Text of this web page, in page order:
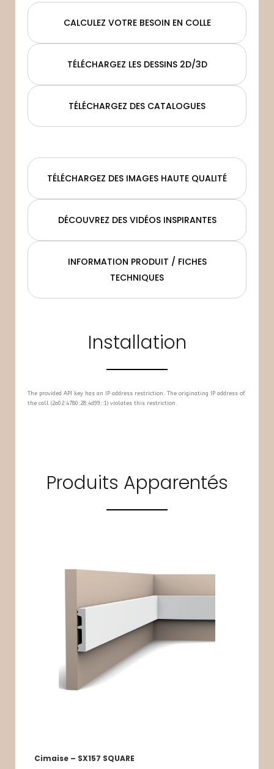
CALCULEZ VOTRE BESOIN EN COLLE
TÉLÉCHARGEZ LES DESSINS 2D/3D
TÉLÉCHARGEZ DES CATALOGUES
TÉLÉCHARGEZ DES IMAGES HAUTE QUALITÉ
DÉCOUVREZ DES VIDÉOS INSPIRANTES
INFORMATION PRODUIT / FICHES
TECHNIQUES
Installation
The provided API key has an IP address restriction. The originating IP address of
the call (2a02:4780:28:4d99::1) violates this restriction.
Produits Apparentés
Cimaise – SX157 SQUARE